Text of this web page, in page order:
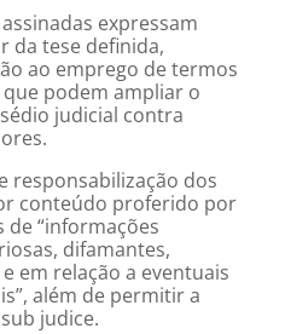
expressam
da tese definida,
ao emprego de termos
podem ampliar o
judicial contra
responsabilização dos
conteúdo proferido por
de “informações
difamantes,
em relação a eventuais
além de permitir a
judice.